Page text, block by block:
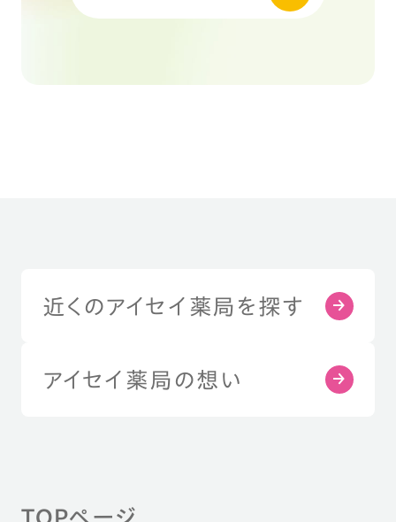
近くのアイセイ薬局を探す
アイセイ薬局の想い
TOPページ